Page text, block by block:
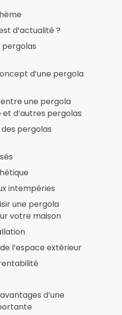
d’actualité ?
d’une pergola
une pergola
d’autres pergolas
pergolas
intempéries
une pergola
votre maison
l’espace extérieur
d’une